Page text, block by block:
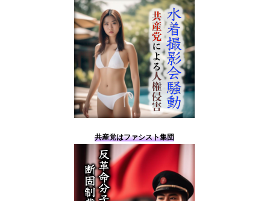
共産党はファシスト集団